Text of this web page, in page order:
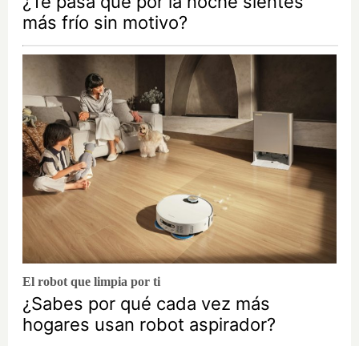
más frío sin motivo?
El robot que limpia por ti
¿Sabes por qué cada vez más
hogares usan robot aspirador?